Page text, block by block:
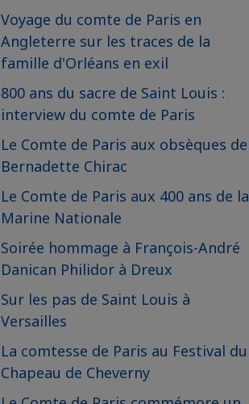
Voyage du comte de Paris en
Angleterre sur les traces de la
famille d'Orléans en exil
800 ans du sacre de Saint Louis :
interview du comte de Paris
Le Comte de Paris aux obsèques de
Bernadette Chirac
Le Comte de Paris aux 400 ans de la
Marine Nationale
Soirée hommage à François-André
Danican Philidor à Dreux
Sur les pas de Saint Louis à
Versailles
La comtesse de Paris au Festival du
Chapeau de Cheverny